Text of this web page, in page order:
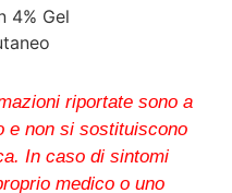
riportate sono a
e non si sostituiscono
In caso di sintomi
medico o uno